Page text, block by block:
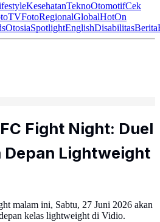
KesehatanTeknoOtomotifCek
TVFotoRegionalGlobalHotOn
OtosiaSpotlightEnglishDisabilitasBerita
Fight Night: Duel
Depan Lightweight
malam ini, Sabtu, 27 Juni 2026 akan
kelas lightweight di Vidio.